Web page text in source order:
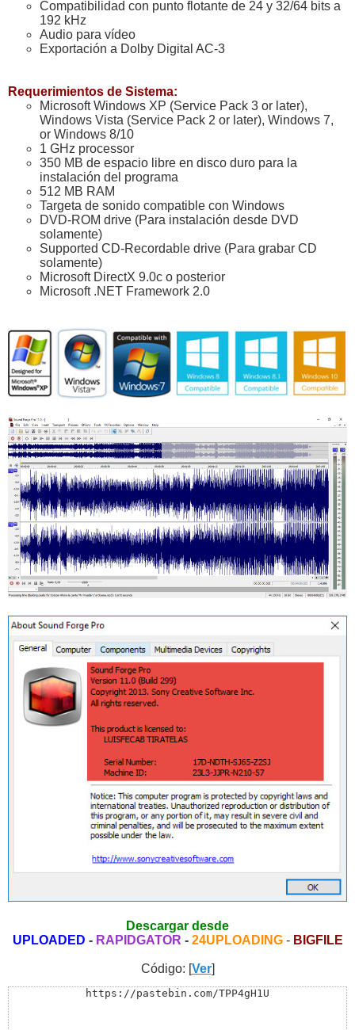
Compatibilidad con punto flotante de 24 y 32/64 bits a
192 kHz
Audio para vídeo
Exportación a Dolby Digital AC-3
Requerimientos de Sistema:
Microsoft Windows XP (Service Pack 3 or later),
Windows Vista (Service Pack 2 or later), Windows 7,
or Windows 8/10
1 GHz processor
350 MB de espacio libre en disco duro para la
instalación del programa
512 MB RAM
Targeta de sonido compatible con Windows
DVD-ROM drive (Para instalación desde DVD
solamente)
Supported CD-Recordable drive (Para grabar CD
solamente)
Microsoft DirectX 9.0c o posterior
Microsoft .NET Framework 2.0
Descargar desde
UPLOADED - RAPIDGATOR - 24UPLOADING- BIGFILE
Código: [Ver]
https://pastebin.com/TPP4gH1U